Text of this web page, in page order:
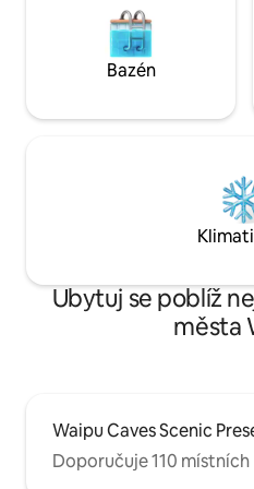
Bazén
Ubytuj se poblíž
města
Waipu Caves Scenic
Doporučuje 110 místních